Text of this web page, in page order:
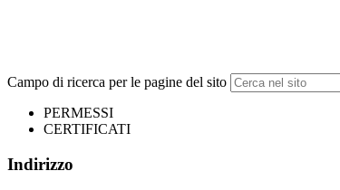
Campo di ricerca per le pagine del sito
PERMESSI
CERTIFICATI
Indirizzo